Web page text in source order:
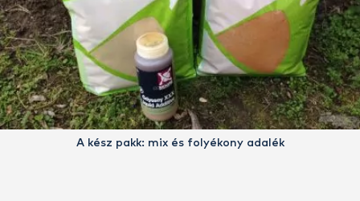
A kész pakk: mix és folyékony adalék